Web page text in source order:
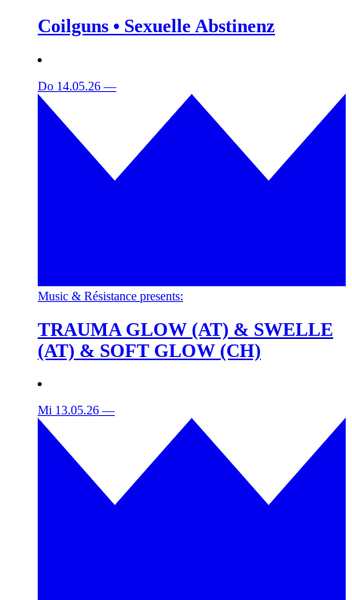
Coilguns • Sexuelle Abstinenz
Do 14.05.26 —
Music & Résistance presents:
TRAUMA GLOW (AT) & SWELLE
(AT) & SOFT GLOW (CH)
Mi 13.05.26 —